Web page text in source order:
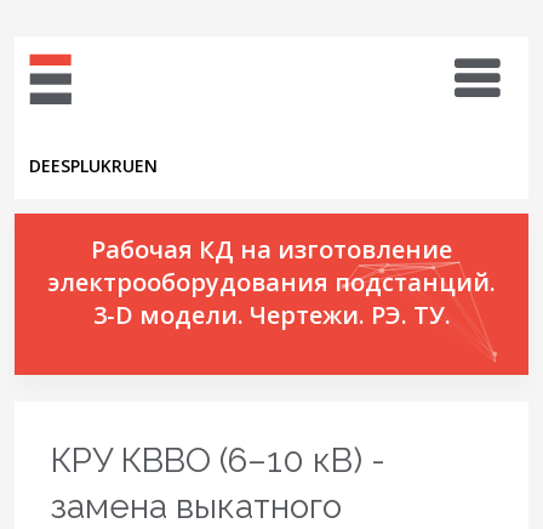
DEESPLUKRUEN
Рабочая КД на изготовление
электрооборудования подстанций.
3-D модели. Чертежи. РЭ. ТУ.
КРУ КВВО (6–10 кВ) -
замена выкатного